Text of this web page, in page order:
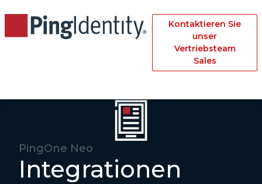
Kontaktieren Sie
unser
Vertriebsteam
Sales
PingOne Neo
Integrationen